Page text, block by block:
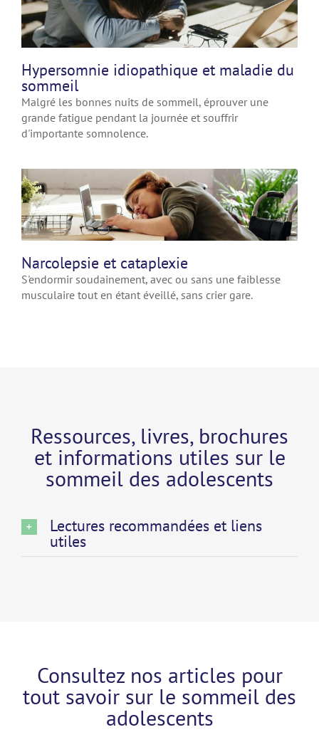
Hypersomnie idiopathique et maladie du
sommeil
Malgré les bonnes nuits de sommeil, éprouver une
grande fatigue pendant la journée et souffrir
d'importante somnolence.
Narcolepsie et cataplexie
S'endormir soudainement, avec ou sans une faiblesse
musculaire tout en étant éveillé, sans crier gare.
Ressources, livres, brochures
et informations utiles sur le
sommeil des adolescents
Lectures recommandées et liens
utiles
Consultez nos articles pour
tout savoir sur le sommeil des
adolescents